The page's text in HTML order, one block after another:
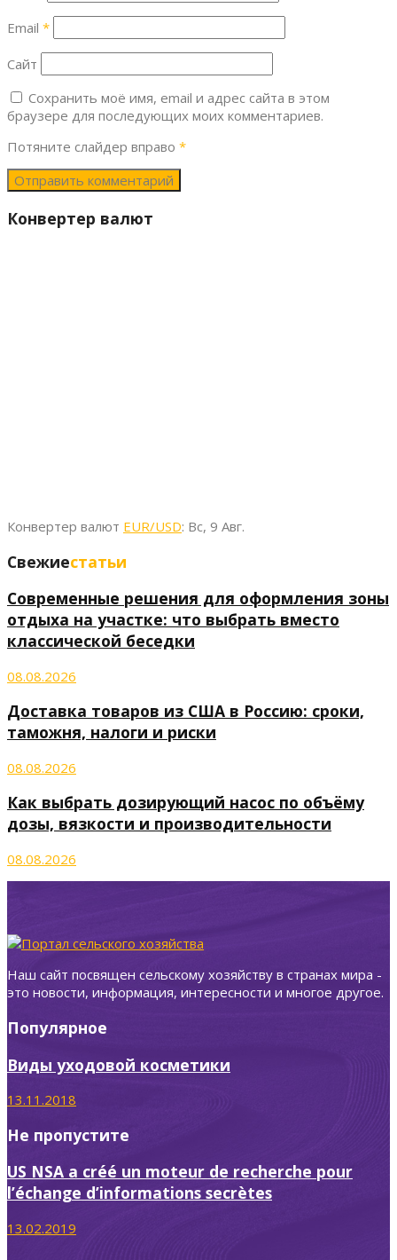
Email *
Сайт
Сохранить моё имя, email и адрес сайта в этом
браузере для последующих моих комментариев.
Потяните слайдер вправо *
Конвертер валют
Конвертер валют EUR/USD: Вс, 9 Авг.
Свежиестатьи
Современные решения для оформления зоны
отдыха на участке: что выбрать вместо
классической беседки
08.08.2026
Доставка товаров из США в Россию: сроки,
таможня, налоги и риски
08.08.2026
Как выбрать дозирующий насос по объёму
дозы, вязкости и производительности
08.08.2026
Наш сайт посвящен сельскому хозяйству в странах мира -
это новости, информация, интересности и многое другое.
Популярное
Виды уходовой косметики
13.11.2018
Не пропустите
US NSA a créé un moteur de recherche pour
l’échange d’informations secrètes
13.02.2019